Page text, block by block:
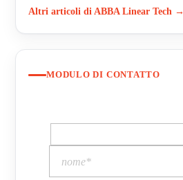
Altri articoli di ABBA Linear Tech →
MODULO DI CONTATTO